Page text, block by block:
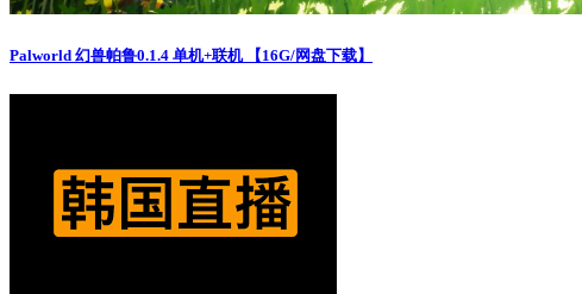
Palworld 幻兽帕鲁0.1.4 单机+联机 【16G/网盘下载】